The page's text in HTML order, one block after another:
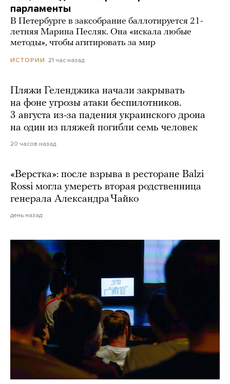
парламенты
В Петербурге в заксобрание баллотируется 21-
летняя Марина Песляк. Она «искала любые
методы», чтобы агитировать за мир
ИСТОРИИ 21 час назад
Пляжи Геленджика начали закрывать
на фоне угрозы атаки беспилотников.
3 августа из-за падения украинского дрона
на один из пляжей погибли семь человек
20 часов назад
«Верстка»: после взрыва в ресторане Balzi
Rossi могла умереть вторая родственница
генерала Александра Чайко
день назад